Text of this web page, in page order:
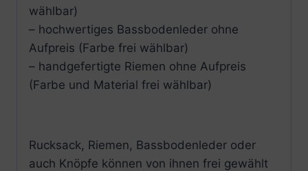
wählbar)
– hochwertiges Bassbodenleder ohne
Aufpreis (Farbe frei wählbar)
– handgefertigte Riemen ohne Aufpreis
(Farbe und Material frei wählbar)
Rucksack, Riemen, Bassbodenleder oder
auch Knöpfe können von ihnen frei gewählt